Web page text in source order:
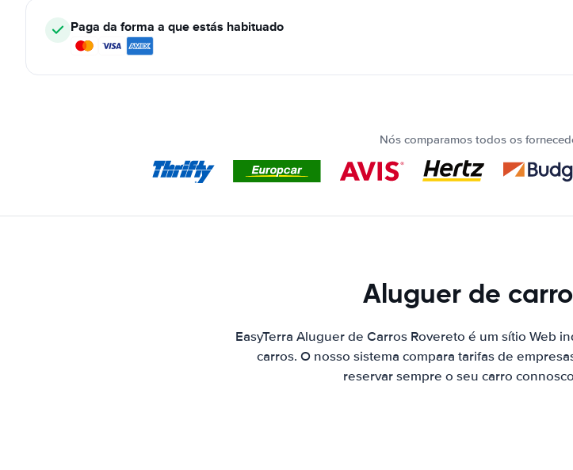
Paga da forma a que estás habituado
Nós comparamos todos os
Aluguer de
EasyTerra Aluguer de Carros Rovereto é um sítio Web
carros. O nosso sistema compara tarifas de
reservar sempre o seu carro